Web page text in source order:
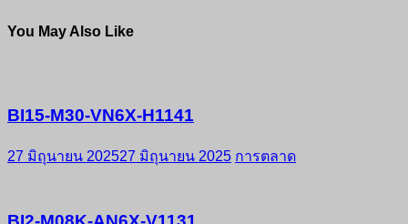
You May Also Like
BI15-M30-VN6X-H1141
27 มิถุนายน 202527 มิถุนายน 2025 การตลาด